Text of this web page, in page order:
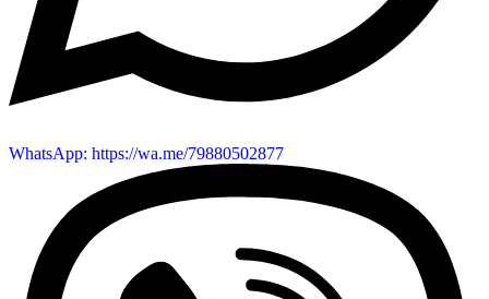
WhatsApp: https://wa.me/79880502877